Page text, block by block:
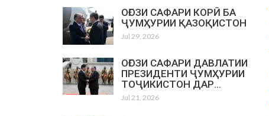
ОҒОЗИ САФАРИ КОРӢ БА
ҶУМҲУРИИ ҚАЗОҚИСТОН
Jul 29, 2026
ОҒОЗИ САФАРИ ДАВЛАТИИ
ПРЕЗИДЕНТИ ҶУМҲУРИИ
ТОҶИКИСТОН ДАР…
Jul 21, 2026